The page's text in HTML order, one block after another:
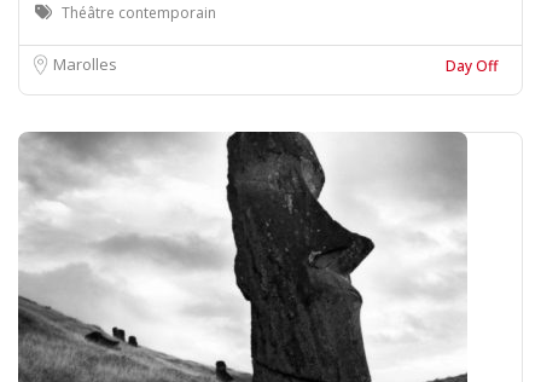
Théâtre contemporain
Marolles Day Off